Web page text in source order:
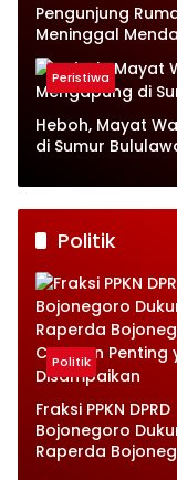
Pengunjung
Meninggal
Peristiwa
Heboh, Mayat
di Sumur
Politik
Politik
Fraksi PPKN DPRD
Bojonegoro
Raperda